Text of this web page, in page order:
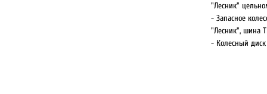
"Лесник"
- Запасное
"Лесник", шина
- Колесный